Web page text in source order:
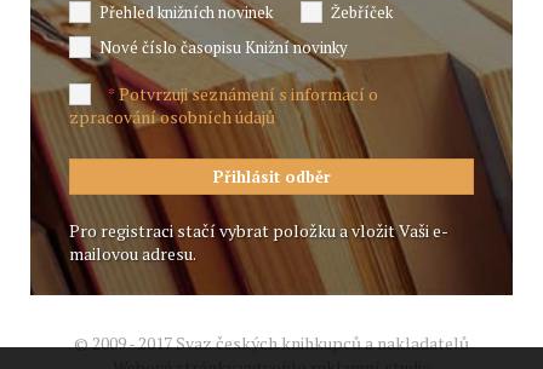
Přehled knižních novinek
Žebříček
Nové číslo časopisu Knižní novinky
*Potvrzuji seznámení s informací o
zpracování osobních údajů
Pro registraci stačí vybrat položku a vložit Vaši e-
mailovou adresu.
© 2009 - 2017 Svaz českých knihkupců a nakladatelů